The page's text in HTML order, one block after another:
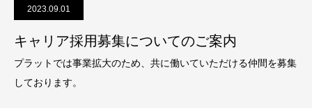
2023.09.01
キャリア採用募集についてのご案内
プラットでは事業拡大のため、共に働いていただける仲間を募集
しております。